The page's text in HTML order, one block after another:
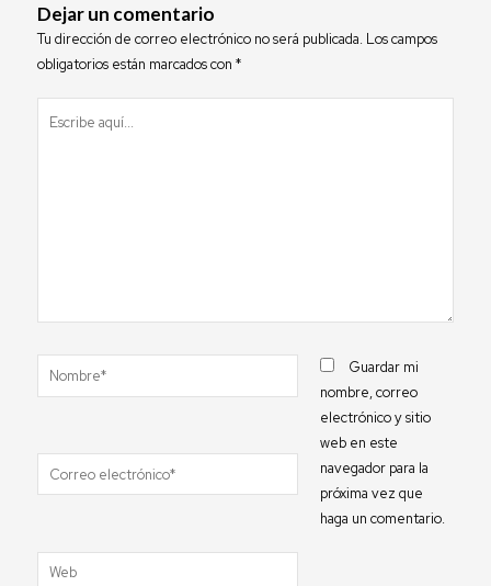
Dejar un comentario
Tu dirección de correo electrónico no será publicada. Los campos
obligatorios están marcados con*
Nombre*
Correo
electrónico*
Web
Guardar mi
nombre, correo
electrónico y sitio
web en este
navegador para la
próxima vez que
haga un comentario.